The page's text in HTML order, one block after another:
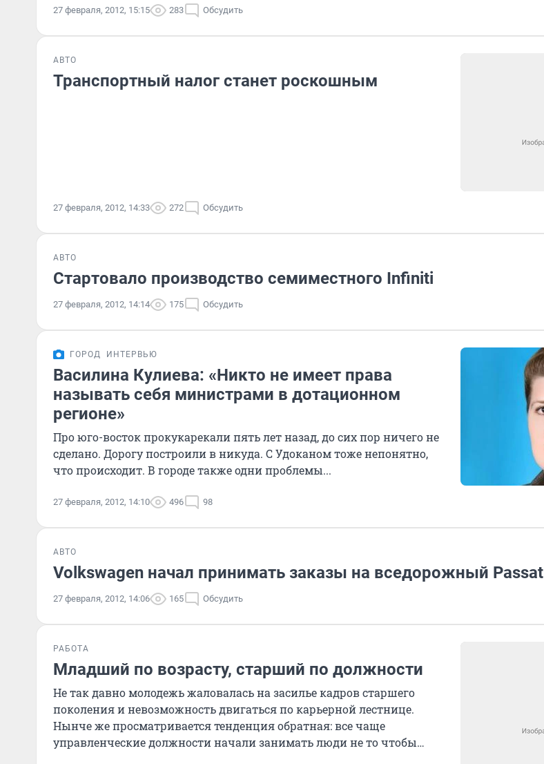
27 февраля, 2012, 15:15 283 Обсудить
АВТО
Транспортный налог станет роскошным
27 февраля, 2012, 14:33 272 Обсудить
АВТО
Стартовало производство семиместного Infiniti
27 февраля, 2012, 14:14 175 Обсудить
ГОРОД ИНТЕРВЬЮ
Василина Кулиева: «Никто не имеет права
называть себя министрами в дотационном
регионе»
Про юго-восток прокукарекали пять лет назад, до сих пор ничего не
сделано. Дорогу построили в никуда. С Удоканом тоже непонятно,
что происходит. В городе также одни проблемы...
27 февраля, 2012, 14:10 496 98
АВТО
Volkswagen начал принимать заказы на вседорожный Passat
27 февраля, 2012, 14:06 165 Обсудить
РАБОТА
Младший по возрасту, старший по должности
Не так давно молодежь жаловалась на засилье кадров старшего
поколения и невозможность двигаться по карьерной лестнице.
Нынче же просматривается тенденция обратная: все чаще
управленческие должности начали занимать люди не то чтобы